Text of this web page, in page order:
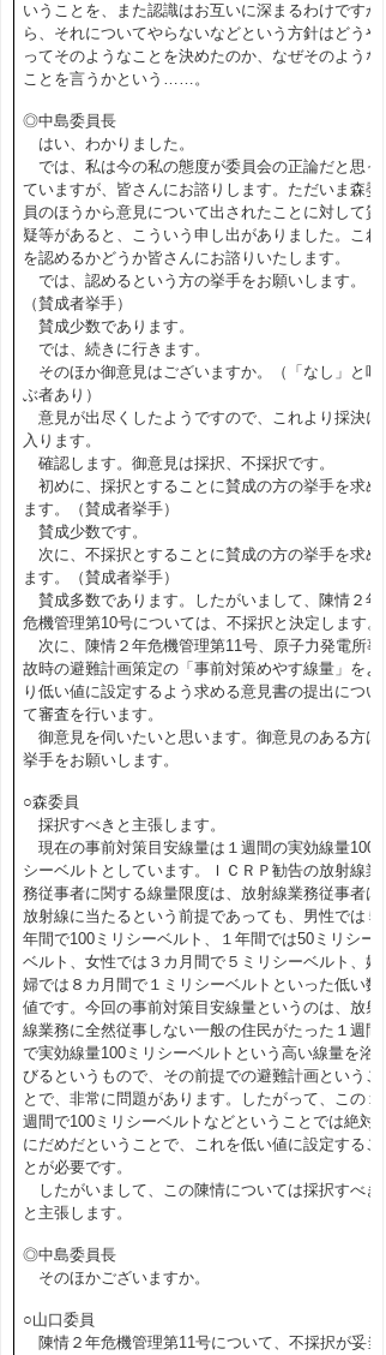
いうことを、また認識はお互いに深まるわけですか
ら、それについてやらないなどという方針はどうや
ってそのようなことを決めたのか、なぜそのような
ことを言うかという……。
◎中島委員長
はい、わかりました。
では、私は今の私の態度が委員会の正論だと思っ
ていますが、皆さんにお諮りします。ただいま森委
員のほうから意見について出されたことに対して質
疑等があると、こういう申し出がありました。これ
を認めるかどうか皆さんにお諮りいたします。
では、認めるという方の挙手をお願いします。
（賛成者挙手）
賛成少数であります。
では、続きに行きます。
そのほか御意見はございますか。（「なし」と呼
ぶ者あり）
意見が出尽くしたようですので、これより採決に
入ります。
確認します。御意見は採択、不採択です。
初めに、採択とすることに賛成の方の挙手を求め
ます。（賛成者挙手）
賛成少数です。
次に、不採択とすることに賛成の方の挙手を求め
ます。（賛成者挙手）
賛成多数であります。したがいまして、陳情２年
危機管理第10号については、不採択と決定します。
次に、陳情２年危機管理第11号、原子力発電所事
故時の避難計画策定の「事前対策めやす線量」をよ
り低い値に設定するよう求める意見書の提出につい
て審査を行います。
御意見を伺いたいと思います。御意見のある方は
挙手をお願いします。
○森委員
採択すべきと主張します。
現在の事前対策目安線量は１週間の実効線量100
シーベルトとしています。ＩＣＲＰ勧告の放射線業
務従事者に関する線量限度は、放射線業務従事者は
放射線に当たるという前提であっても、男性では５
年間で100ミリシーベルト、１年間では50ミリシー
ベルト、女性では３カ月間で５ミリシーベルト、妊
婦では８カ月間で１ミリシーベルトといった低い数
値です。今回の事前対策目安線量というのは、放射
線業務に全然従事しない一般の住民がたった１週間
で実効線量100ミリシーベルトという高い線量を浴
びるというもので、その前提での避難計画というこ
とで、非常に問題があります。したがって、この１
週間で100ミリシーベルトなどということでは絶対
にだめだということで、これを低い値に設定するこ
とが必要です。
したがいまして、この陳情については採択すべき
と主張します。
◎中島委員長
そのほかございますか。
○山口委員
陳情２年危機管理第11号について、不採択が妥当